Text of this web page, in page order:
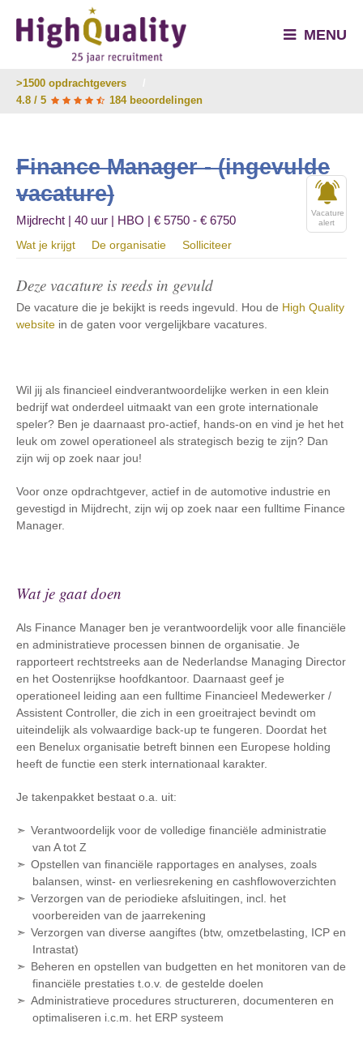
MENU
>1500 opdrachtgevers
4.8 / 5
184 beoordelingen
Finance Manager - (ingevulde
vacature)
Vacature
alert
Mijdrecht | 40 uur | HBO | € 5750 - € 6750
Wat je krijgt De organisatie Solliciteer
Deze vacature is reeds in gevuld
De vacature die je bekijkt is reeds ingevuld. Hou de High Quality
website in de gaten voor vergelijkbare vacatures.
Wil jij als financieel eindverantwoordelijke werken in een klein
bedrijf wat onderdeel uitmaakt van een grote internationale
speler? Ben je daarnaast pro-actief, hands-on en vind je het het
leuk om zowel operationeel als strategisch bezig te zijn? Dan
zijn wij op zoek naar jou!
Voor onze opdrachtgever, actief in de automotive industrie en
gevestigd in Mijdrecht, zijn wij op zoek naar een fulltime Finance
Manager.
Wat je gaat doen
Als Finance Manager ben je verantwoordelijk voor alle financiële
en administratieve processen binnen de organisatie. Je
rapporteert rechtstreeks aan de Nederlandse Managing Director
en het Oostenrijkse hoofdkantoor. Daarnaast geef je
operationeel leiding aan een fulltime Financieel Medewerker /
Assistent Controller, die zich in een groeitraject bevindt om
uiteindelijk als volwaardige back-up te fungeren. Doordat het
een Benelux organisatie betreft binnen een Europese holding
heeft de functie een sterk internationaal karakter.
Je takenpakket bestaat o.a. uit:
Verantwoordelijk voor de volledige financiële administratie
van A tot Z
Opstellen van financiële rapportages en analyses, zoals
balansen, winst- en verliesrekening en cashflowoverzichten
Verzorgen van de periodieke afsluitingen, incl. het
voorbereiden van de jaarrekening
Verzorgen van diverse aangiftes (btw, omzetbelasting, ICP en
Intrastat)
Beheren en opstellen van budgetten en het monitoren van de
financiële prestaties t.o.v. de gestelde doelen
Administratieve procedures structureren, documenteren en
optimaliseren i.c.m. het ERP systeem